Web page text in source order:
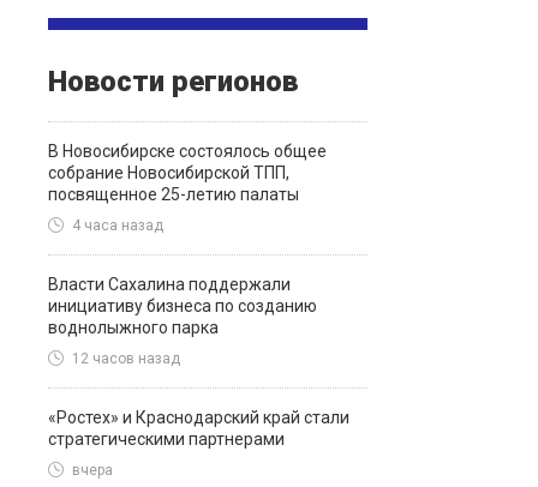
Новости регионов
В Новосибирске состоялось общее
собрание Новосибирской ТПП,
посвященное 25-летию палаты
4 часа назад
Власти Сахалина поддержали
инициативу бизнеса по созданию
воднолыжного парка
12 часов назад
«Ростех» и Краснодарский край стали
стратегическими партнерами
вчера